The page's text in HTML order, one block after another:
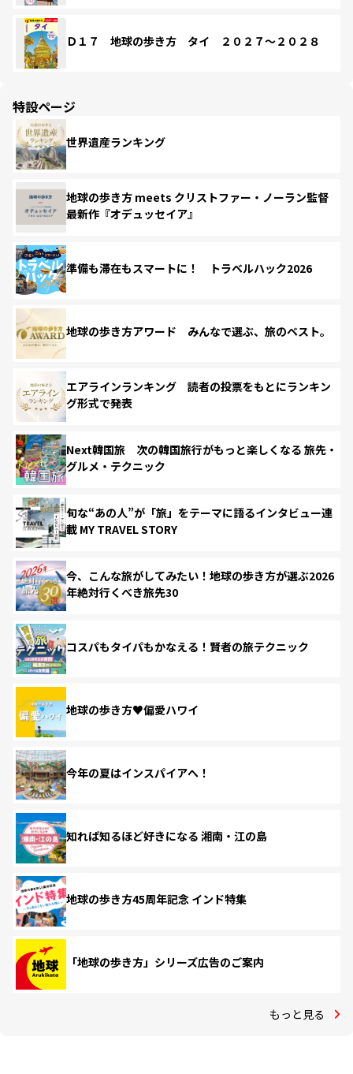
Ｄ１７ 地球の歩き方 タイ ２０２７～２０２８
特設ページ
世界遺産ランキング
地球の歩き方 meets クリストファー・ノーラン監督
最新作『オデュッセイア』
準備も滞在もスマートに！ トラベルハック2026
地球の歩き方アワード みんなで選ぶ、旅のベスト。
エアラインランキング 読者の投票をもとにランキン
グ形式で発表
Next韓国旅 次の韓国旅行がもっと楽しくなる 旅先・
グルメ・テクニック
旬な“あの人”が「旅」をテーマに語るインタビュー連
載 MY TRAVEL STORY
今、こんな旅がしてみたい！地球の歩き方が選ぶ2026
年絶対行くべき旅先30
コスパもタイパもかなえる！賢者の旅テクニック
地球の歩き方♥偏愛ハワイ
今年の夏はインスパイアへ！
知れば知るほど好きになる 湘南・江の島
地球の歩き方45周年記念 インド特集
「地球の歩き方」シリーズ広告のご案内
もっと見る